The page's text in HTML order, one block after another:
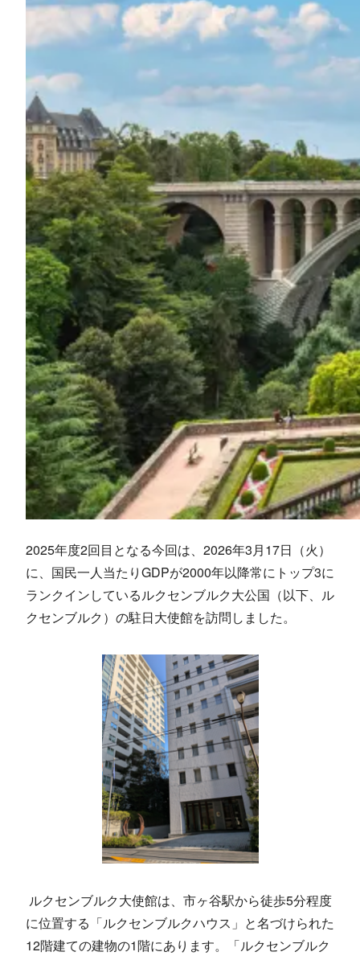
2025年度2回目となる今回は、2026年3月17日（火）
に、国民一人当たりGDPが2000年以降常にトップ3に
ランクインしているルクセンブルク大公国（以下、ル
クセンブルク）の駐日大使館を訪問しました。
ルクセンブルク大使館は、市ヶ谷駅から徒歩5分程度
に位置する「ルクセンブルクハウス」と名づけられた
12階建ての建物の1階にあります。「ルクセンブルク